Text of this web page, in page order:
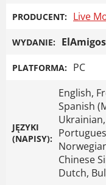
PRODUCENT: Live
WYDANIE: ElAmigos
PLATFORMA: PC
JĘZYKI
(NAPISY):
English,
Spanish
Chinese
Dutch,